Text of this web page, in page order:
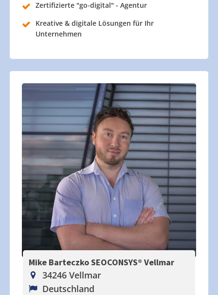
Zertifizierte "go-digital" - Agentur
Kreative & digitale Lösungen für Ihr
Unternehmen
Mike Barteczko SEOCONSYS® Vellmar
34246 Vellmar
Deutschland